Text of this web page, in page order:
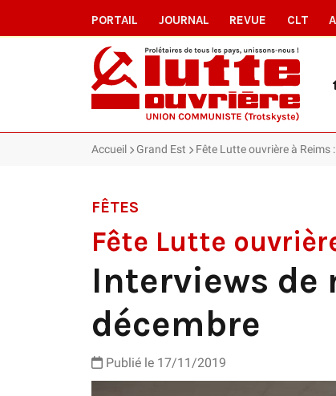
PORTAIL JOURNAL REVUE CLT
Accueil Grand Est Fête Lutte ouvrière à
FÊTES
Fête Lutte
Interviews de
décembre
Publié le 17/11/2019